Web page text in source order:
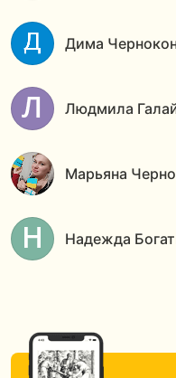
Дима
Людмила
Марьяна
Надежда